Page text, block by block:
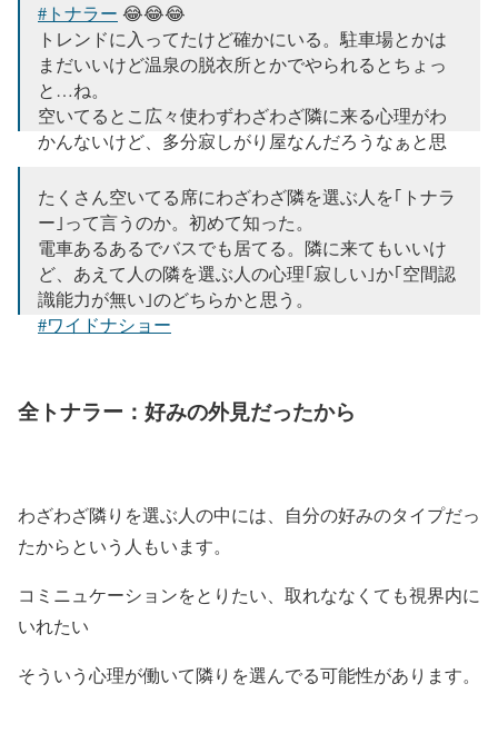
#トナラー 😂😂😂
トレンドに入ってたけど確かにいる。駐車場とかは
まだいいけど温泉の脱衣所とかでやられるとちょっ
と…ね。
空いてるとこ広々使わずわざわざ隣に来る心理がわ
かんないけど、多分寂しがり屋なんだろうなぁと思
— ち ろ (@Aosoraz33)March 15, 2020
たくさん空いてる席にわざわざ隣を選ぶ人を｢トナラ
ー｣って言うのか。初めて知った。
電車あるあるでバスでも居てる。隣に来てもいいけ
ど、あえて人の隣を選ぶ人の心理｢寂しい｣か｢空間認
識能力が無い｣のどちらかと思う。
#ワイドナショー
全トナラー：好みの外見だったから
わざわざ隣りを選ぶ人の中には、自分の好みのタイプだっ
たからという人もいます。
コミニュケーションをとりたい、取れななくても視界内に
いれたい
そういう心理が働いて隣りを選んでる可能性があります。